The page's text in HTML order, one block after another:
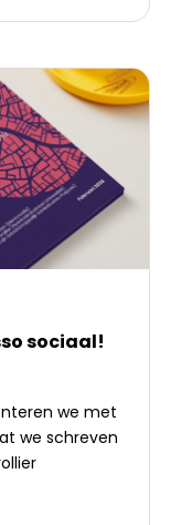
sociaal!
we met
we schreven